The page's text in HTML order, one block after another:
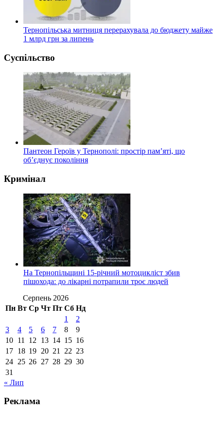
Тернопільська митниця перерахувала до бюджету майже
1 млрд грн за липень
Суспільство
Пантеон Героїв у Тернополі: простір пам’яті, що
об’єднує покоління
Кримінал
На Тернопільщині 15-річний мотоцикліст збив
пішохода: до лікарні потрапили троє людей
Серпень 2026
Пн Вт Ср Чт Пт Сб Нд
1
2
3
4 5 6 7 8
9
10 11 12 13 14 15 16
17 18 19 20 21 22 23
24 25 26 27 28 29 30
31
« Лип
Реклама